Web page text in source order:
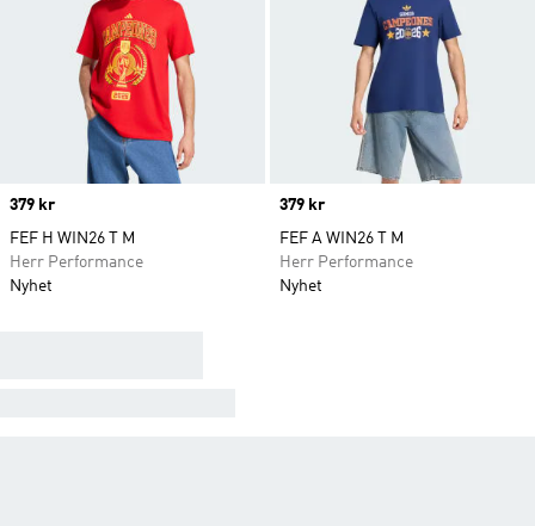
Price
379 kr
FEF H WIN26 T M
Herr Performance
Nyhet
Price
379 kr
FEF A WIN26 T M
Herr Performance
Nyhet